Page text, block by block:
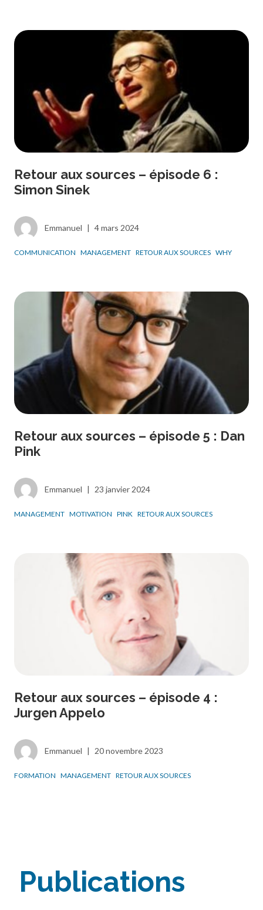
Retour aux sources – épisode 6 :
Simon Sinek
Emmanuel | 4 mars 2024
COMMUNICATION MANAGEMENT RETOUR AUX SOURCES WHY
Retour aux sources – épisode 5 : Dan
Pink
Emmanuel | 23 janvier 2024
MANAGEMENT MOTIVATION PINK RETOUR AUX SOURCES
Retour aux sources – épisode 4 :
Jurgen Appelo
Emmanuel | 20 novembre 2023
FORMATION MANAGEMENT RETOUR AUX SOURCES
Publications